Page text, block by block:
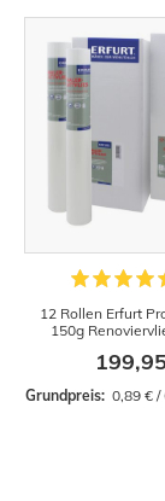
12 Rollen Erfurt
150g
Grundpreis: 0,89 €